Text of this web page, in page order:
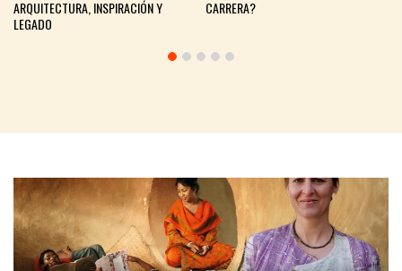
ARQUITECTURA, INSPIRACIÓN Y
LEGADO
CARRERA?